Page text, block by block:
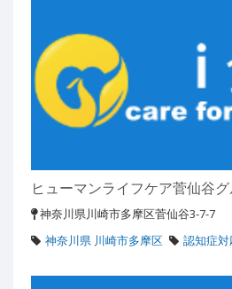
ヒューマンライフケア菅仙谷
神奈川県川崎市多摩区菅仙谷3-7-7
神奈川県 川崎市多摩区
認知症